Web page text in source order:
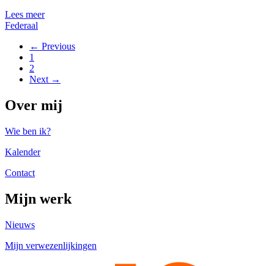
Lees meer
Federaal
← Previous
1
2
Next →
Over mij
Wie ben ik?
Kalender
Contact
Mijn werk
Nieuws
Mijn verwezenlijkingen